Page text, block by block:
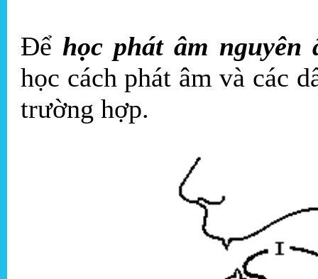
Để học phát âm nguyên
học cách phát âm và các
trường hợp.